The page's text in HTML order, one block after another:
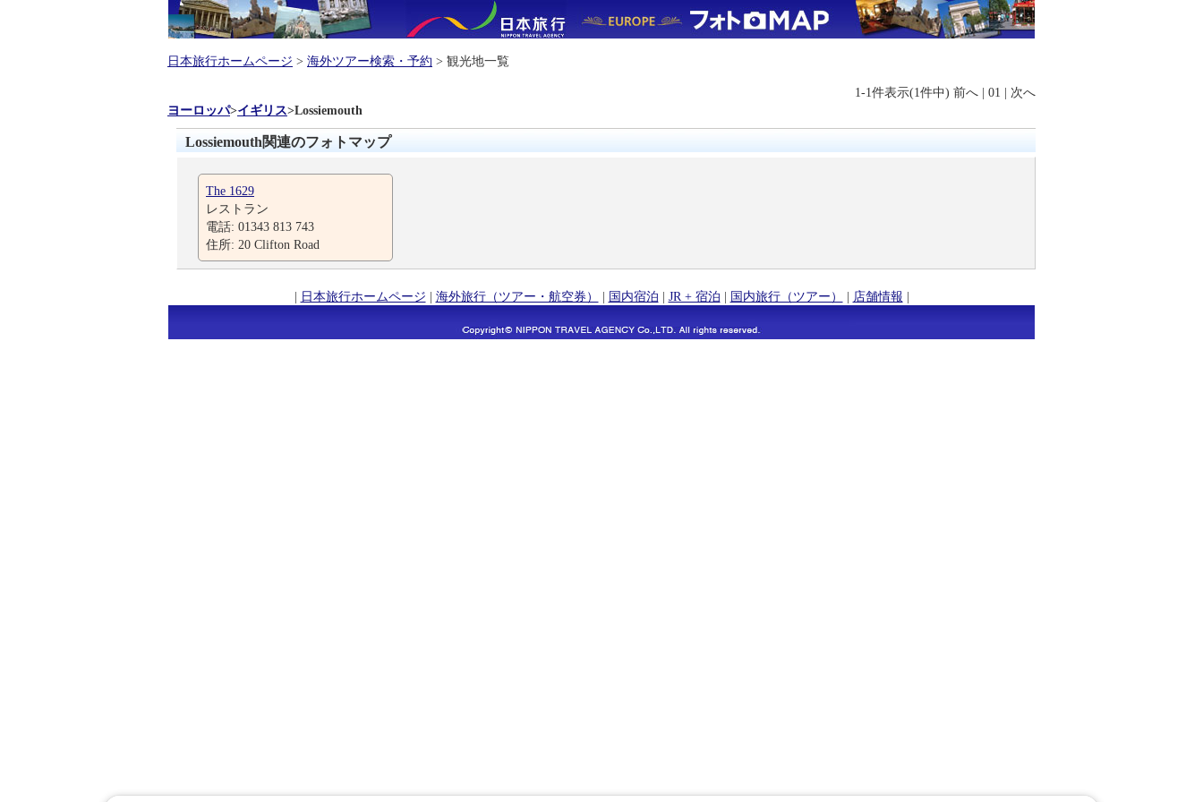
日本旅行ホームページ > 海外ツアー検索・予約 > 観光地一覧
1-1件表示(1件中) 前へ | 01 | 次へ
ヨーロッパ>イギリス>Lossiemouth
Lossiemouth関連のフォトマップ
The 1629
レストラン
電話: 01343 813 743
住所: 20 Clifton Road
| 日本旅行ホームページ | 海外旅行（ツアー・航空券） | 国内宿泊 | JR + 宿泊 | 国内旅行（ツアー） | 店舗情報 |